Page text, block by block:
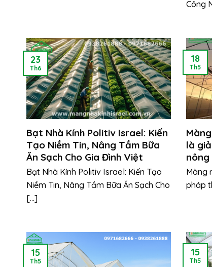
Công
Bạt Nhà Kính Politiv Israel: Kiến
Tạo Niềm Tin, Nâng Tầm Bữa
Ăn Sạch Cho Gia Đình Việt
Bạt Nhà Kính Politiv Israel: Kiến Tạo
Niềm Tin, Nâng Tầm Bữa Ăn Sạch Cho
[...]
23
Th6
là
nông
Màng
pháp
18
Th5
15
Th5
15
Th5